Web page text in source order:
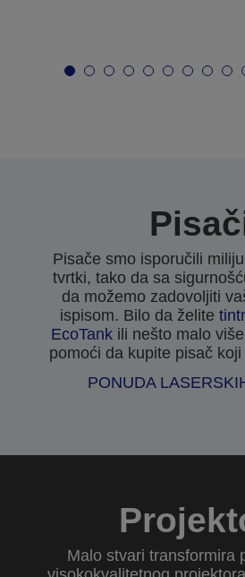
Pisače smo isporučili
tvrtki, tako da sa
da možemo zadovoljiti
ispisom. Bilo da želite
EcoTank ili nešto malo
pomoći da kupite pisač
PONUDA
Malo stvari transformira